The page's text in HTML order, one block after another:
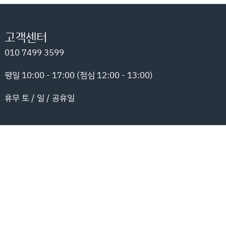
고객센터
010 7499 3599
평일 10:00 - 17:00 (점심 12:00 - 13:00)
휴무 토 / 일 / 공휴일